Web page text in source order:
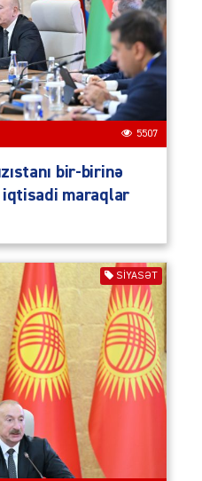
5507
bir-birinə
iqtisadi maraqlar
SIYASƏT